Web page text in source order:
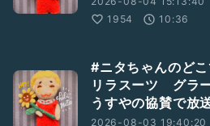
1954
10:36
#ニタちゃんのど
リラスーツ グラ
うすやの協賛で放
2026-08-03 19:40:20